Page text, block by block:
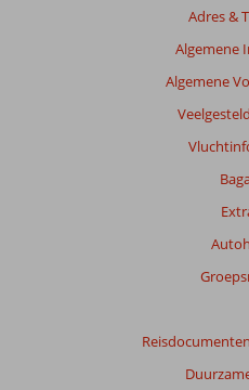
Adres &
Algemene
Algemene